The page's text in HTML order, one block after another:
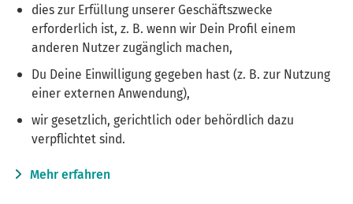
dies zur Erfüllung unserer Geschäftszwecke
erforderlich ist, z. B. wenn wir Dein Profil einem
anderen Nutzer zugänglich machen,
Du Deine Einwilligung gegeben hast (z. B. zur Nutzung
einer externen Anwendung),
wir gesetzlich, gerichtlich oder behördlich dazu
verpflichtet sind.
Mehr erfahren